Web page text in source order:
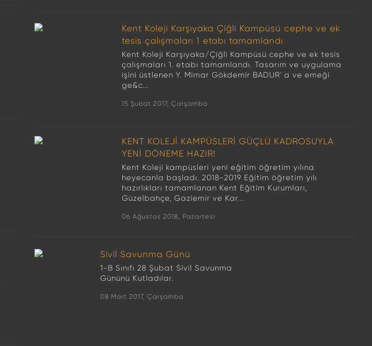
Kent Koleji Karşıyaka Çiğli Kampüsü cephe ve ek
tesis çalışmaları 1 etabı tamamlandı
Kent Koleji Karşıyaka/Çiğli Kampüsü cephe ve ek tesis
çalışmaları 1. etabı tamamlandı. Tasarım ve uygulama
işini üstlenen Y. Mimar Gökdemir BADUR' a ve emeği
ge&c...
15 Şubat 2017, Çarşamba
KENT KOLEJİ KAMPÜSLERİ GÜÇLÜ KADROSUYLA
YENİ DÖNEME HAZIR!
Kent Koleji kampüsleri yeni eğitim öğretim yılına
heyecanla başladı. 2018-2019 Eğitim öğretim yılı
hazırlıkları tamamlanan Kent Eğitim Kurumları,
Güzelbahçe, Gaziemir ve Kar...
06 Ağustos 2018, Pazartesi
Sivil Savunma Günü
1-B Sınıfı 28 Şubat Sivil Savunma
Gününü Kutladılar.
08 Mart 2017, Çarşamba